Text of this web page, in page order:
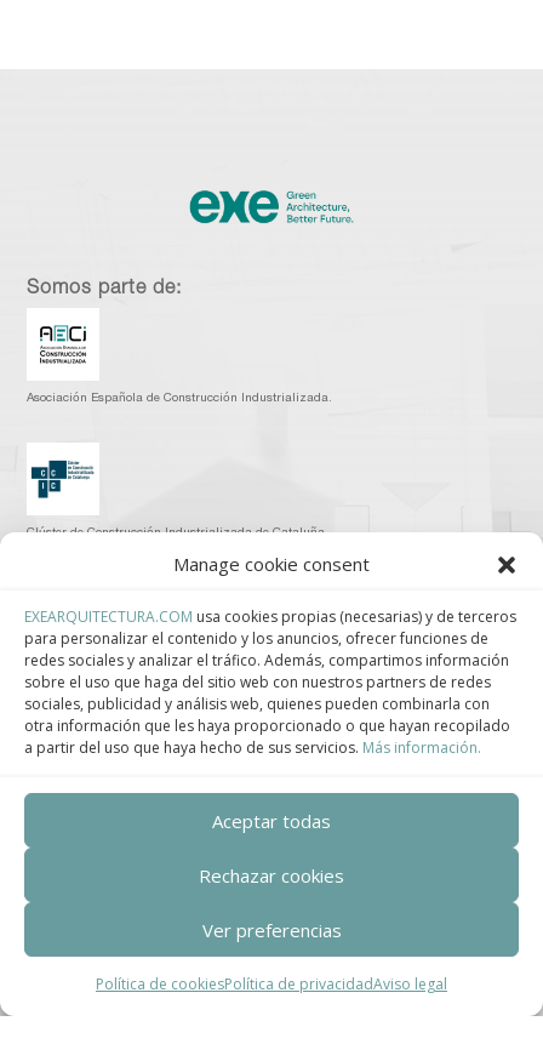
Manage cookie consent
EXEARQUITECTURA.COM usa cookies propias (necesarias) y de terceros
para personalizar el contenido y los anuncios, ofrecer funciones de
redes sociales y analizar el tráfico. Además, compartimos información
sobre el uso que haga del sitio web con nuestros partners de redes
sociales, publicidad y análisis web, quienes pueden combinarla con
otra información que les haya proporcionado o que hayan recopilado
a partir del uso que haya hecho de sus servicios. Más información.
Aceptar todas
Rechazar cookies
Ver preferencias
Política de cookiesPolítica de privacidadAviso legal
Somos parte de:
Asociación Española de Construcción Industrializada.
Clúster de Construcción Industrializada de Cataluña.
Centro de Innovación Tecnológica en Bioconstrucción y Paisajismo.
Contact
Teléfono
+34 932 008 035
Correo electrónico
adm@exearquitectura.com
Dirección